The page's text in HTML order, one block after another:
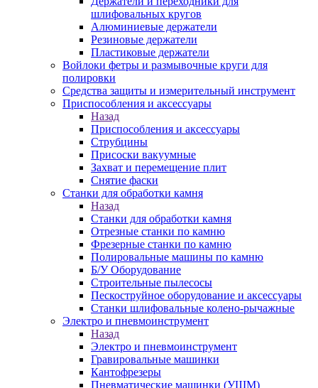
шлифовальных кругов
Алюминиевые держатели
Резиновые держатели
Пластиковые держатели
Войлоки фетры и размывочные круги для
полировки
Средства защиты и измерительный инструмент
Приспособления и аксессуары
Назад
Приспособления и аксессуары
Струбцины
Присоски вакуумные
Захват и перемещение плит
Снятие фаски
Станки для обработки камня
Назад
Станки для обработки камня
Отрезные станки по камню
Фрезерные станки по камню
Полировальные машины по камню
Б/У Оборудование
Строительные пылесосы
Пескоструйное оборудование и аксессуары
Станки шлифовальные колено-рычажные
Электро и пневмоинструмент
Назад
Электро и пневмоинструмент
Гравировальные машинки
Кантофрезеры
Пневматические машинки (УШМ)